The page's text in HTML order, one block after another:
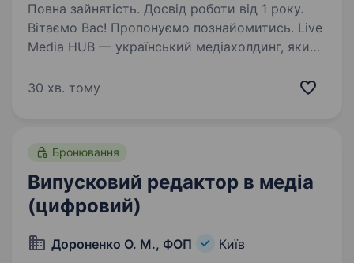
Повна зайнятість. Досвід роботи від 1 року.
Вітаємо Вас! Пропонуємо познайомитись. Live
Media HUB — український медіахолдинг, який
новинна платформа з фокусом
30 хв. тому
Бронювання
Випусковий редактор в медіа
(цифровий)
Дороненко О. М., ФОП Київ